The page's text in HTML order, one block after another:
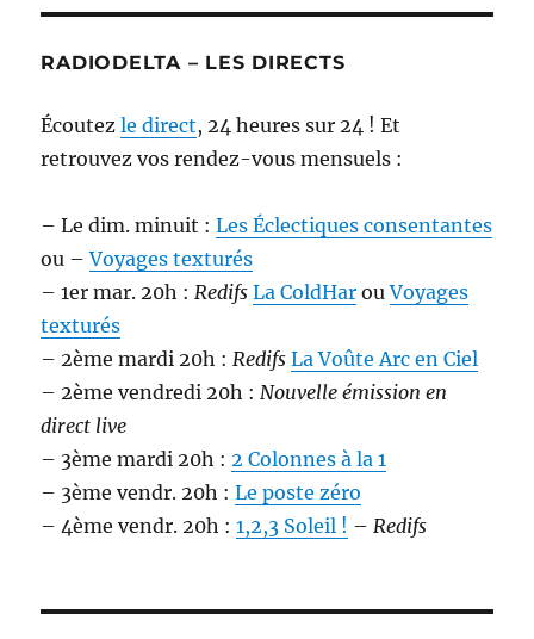
RADIODELTA – LES DIRECTS
Écoutezle direct, 24 heures sur 24 ! Et
retrouvez vos rendez-vous mensuels :
– Le dim. minuit :Les Éclectiques consentantes
ou –Voyages texturés
– 1er mar. 20h : Redifs La ColdHar ouVoyages
texturés
– 2ème mardi 20h : Redifs La Voûte Arc en Ciel
– 2ème vendredi 20h : Nouvelle émission en
direct live
– 3ème mardi 20h : 2 Colonnes à la 1
– 3ème vendr. 20h :Le poste zéro
– 4ème vendr. 20h :1,2,3 Soleil ! – Redifs